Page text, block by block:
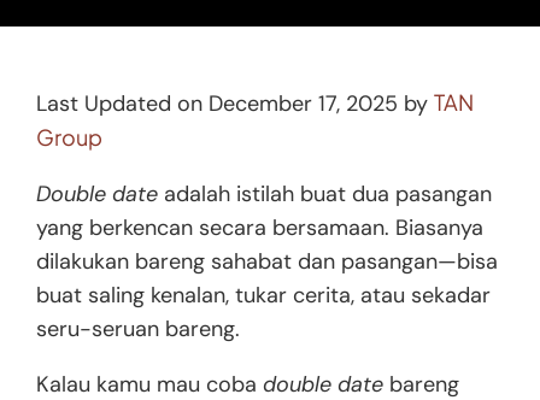
Last Updated on December 17, 2025 by TAN
Group
Double date adalah istilah buat dua pasangan
yang berkencan secara bersamaan. Biasanya
dilakukan bareng sahabat dan pasangan—bisa
buat saling kenalan, tukar cerita, atau sekadar
seru-seruan bareng.
Kalau kamu mau coba double date bareng